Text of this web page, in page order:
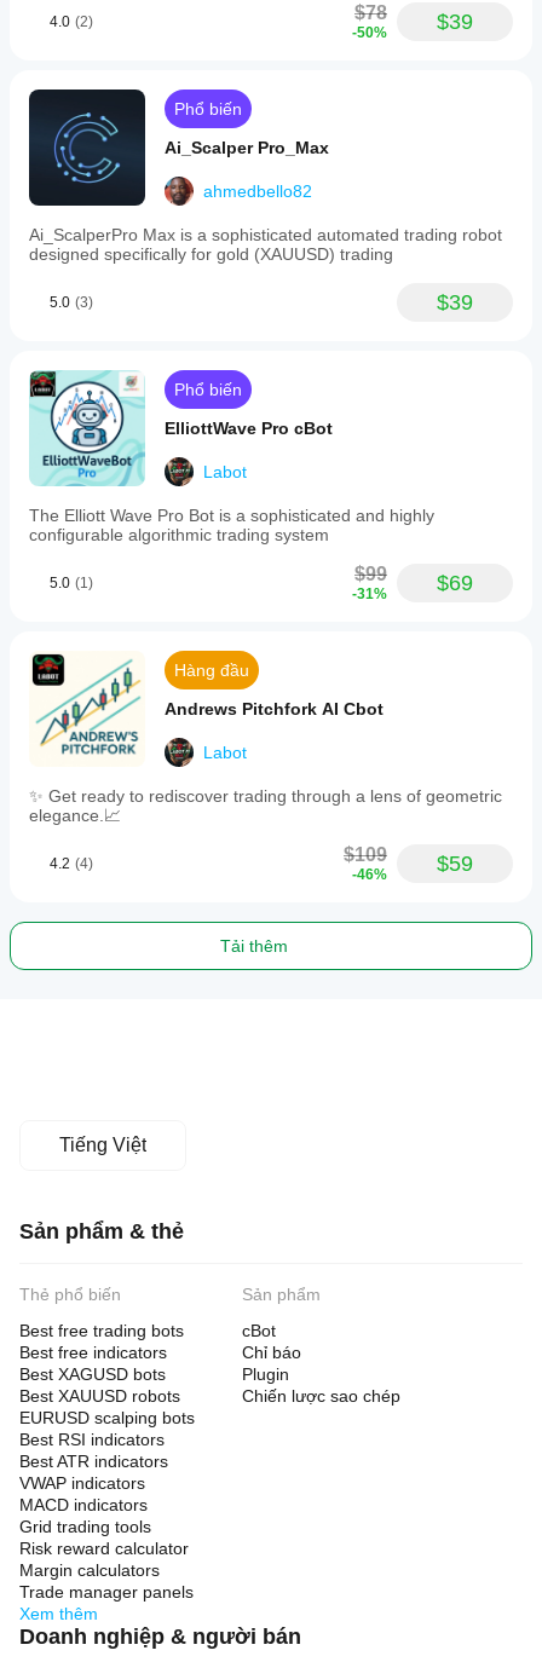
4.0 (2) $78
-50% $39
Phổ biến
Ai_Scalper Pro_Max
ahmedbello82
Ai_ScalperPro Max is a sophisticated automated trading robot
designed specifically for gold (XAUUSD) trading
5.0 (3) $39
Phổ biến
ElliottWave Pro cBot
Labot
The Elliott Wave Pro Bot is a sophisticated and highly
configurable algorithmic trading system
5.0 (1) $99
-31% $69
Hàng đầu
Andrews Pitchfork AI Cbot
Labot
✨ Get ready to rediscover trading through a lens of geometric
elegance.📈
4.2 (4) $109
-46% $59
Tải thêm
Tiếng Việt
Sản phẩm & thẻ
Thẻ phổ biến
Best free trading bots
Best free indicators
Best XAGUSD bots
Best XAUUSD robots
EURUSD scalping bots
Best RSI indicators
Best ATR indicators
VWAP indicators
MACD indicators
Grid trading tools
Risk reward calculator
Margin calculators
Trade manager panels
Xem thêm
Sản phẩm
cBot
Chỉ báo
Plugin
Chiến lược sao chép
Doanh nghiệp & người bán